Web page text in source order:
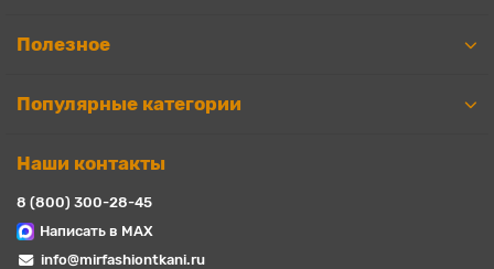
Полезное
Популярные категории
Наши контакты
8 (800) 300-28-45
Написать в MAX
info@mirfashiontkani.ru